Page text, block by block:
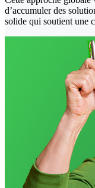
d’accumuler des
solide qui soutient une